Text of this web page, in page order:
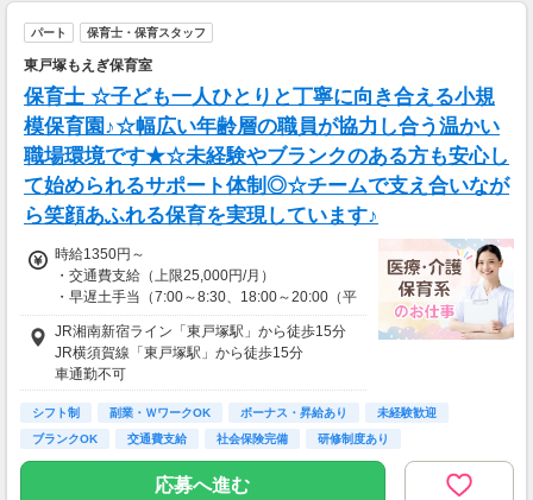
【交通費】
パート 保育士・保育スタッフ
東戸塚もえぎ保育室
保育士 ☆子ども一人ひとりと丁寧に向き合える小規
模保育園♪☆幅広い年齢層の職員が協力し合う温かい
職場環境です★☆未経験やブランクのある方も安心し
て始められるサポート体制◎☆チームで支え合いなが
ら笑顔あふれる保育を実現しています♪
時給1350円～
・交通費支給（上限25,000円/月）
・早遅土手当（7:00～8:30、18:00～20:00（平
日）、7:30～18:30（土曜日）の配置時間帯に
時給プラス200円）
・昇給：有（4月）
JR湘南新宿ライン「東戸塚駅」から徒歩15分
JR横須賀線「東戸塚駅」から徒歩15分
車通勤不可
シフト制 副業・ＷワークOK ボーナス・昇給あり
未経験歓迎
ブランクOK
交通費支給 社会保険完備
研修制度あり
資格を活かせる
応募へ進む